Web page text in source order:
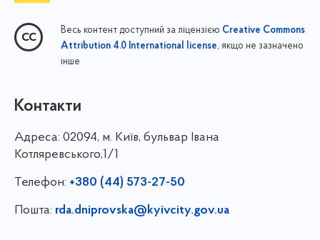
Весь контент доступний за ліцензією Creative Commons
Attribution 4.0 International license, якщо не зазначено
інше
Контакти
Адреса: 02094, м. Київ, бульвар Івана
Котляревського,1/1
Телефон: +380 (44) 573-27-50
Пошта: rda.dniprovska@kyivcity.gov.ua